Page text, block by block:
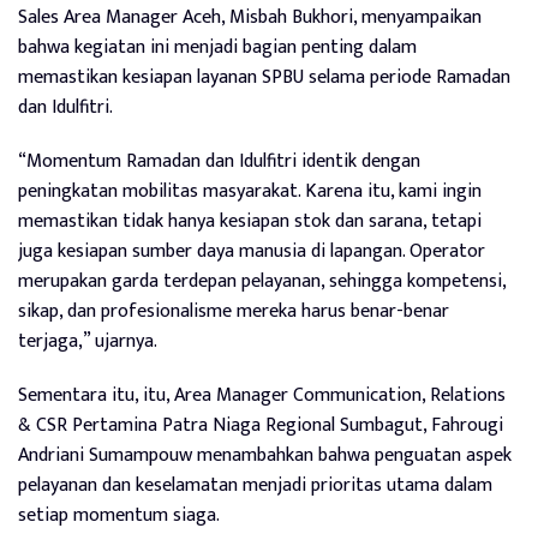
Sales Area Manager Aceh, Misbah Bukhori, menyampaikan
bahwa kegiatan ini menjadi bagian penting dalam
memastikan kesiapan layanan SPBU selama periode Ramadan
dan Idulfitri.
“Momentum Ramadan dan Idulfitri identik dengan
peningkatan mobilitas masyarakat. Karena itu, kami ingin
memastikan tidak hanya kesiapan stok dan sarana, tetapi
juga kesiapan sumber daya manusia di lapangan. Operator
merupakan garda terdepan pelayanan, sehingga kompetensi,
sikap, dan profesionalisme mereka harus benar-benar
terjaga,” ujarnya.
Sementara itu, itu, Area Manager Communication, Relations
& CSR Pertamina Patra Niaga Regional Sumbagut, Fahrougi
Andriani Sumampouw menambahkan bahwa penguatan aspek
pelayanan dan keselamatan menjadi prioritas utama dalam
setiap momentum siaga.